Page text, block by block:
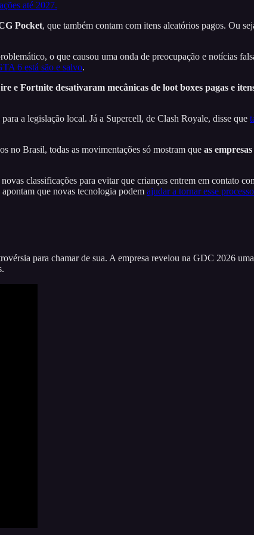
até 2027.
Pocket, que também contam com itens aleatórios pagos. Ou
o que causou uma onda de preocupação e notícias
6 está são e salvo.
e Fortnite desativaram mecânicas de loot boxes pagas e
a legislação local. Já a Supercell, de Clash Royale, disse que
no Brasil, todas as movimentações só mostram que as
classificações para evitar que crianças entrem em contato
que novas tecnologia podem ajudar a tornar esse
para chamar de sua. A empresa revelou na GDC 2026 uma